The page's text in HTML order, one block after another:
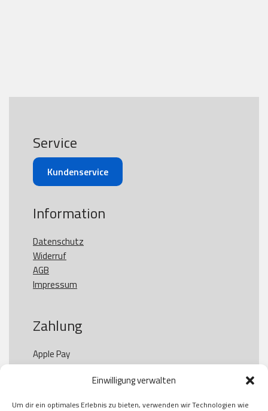
Einwilligung verwalten
Um dir ein optimales Erlebnis zu bieten, verwenden wir Technologien wie
Service
Kundenservice
Information
Datenschutz
Widerruf
AGB
Impressum
Zahlung
Apple Pay
Paypal